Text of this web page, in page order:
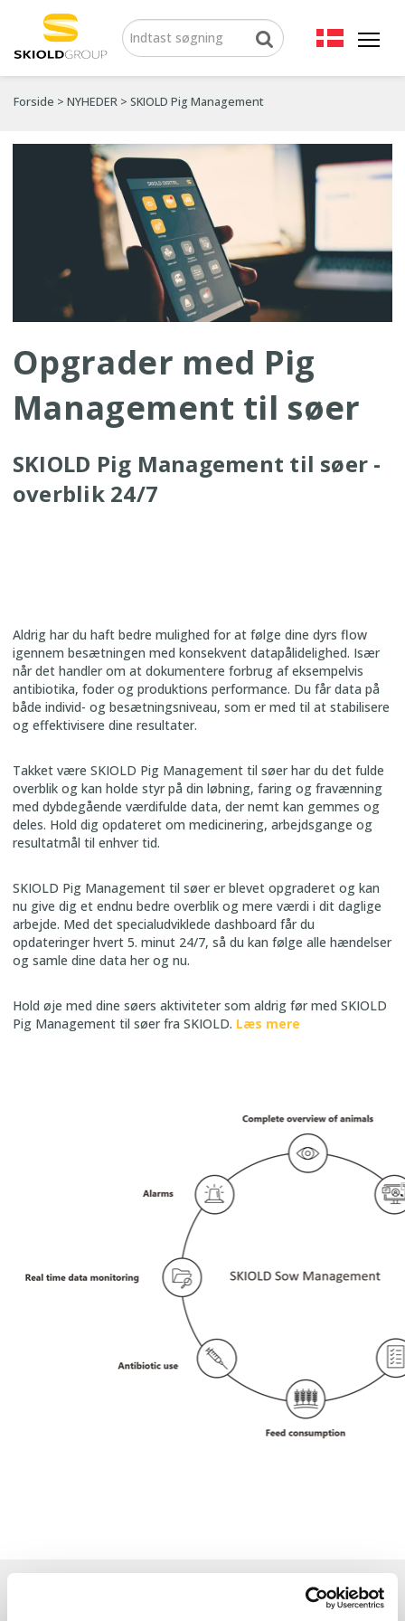
Forside > NYHEDER > SKIOLD Pig Management
Opgrader med Pig
Management til søer
SKIOLD Pig Management til søer -
overblik 24/7
Aldrig har du haft bedre mulighed for at følge dine dyrs flow
igennem besætningen med konsekvent datapålidelighed. Især
når det handler om at dokumentere forbrug af eksempelvis
antibiotika, foder og produktions performance. Du får data på
både individ- og besætningsniveau, som er med til at stabilisere
og effektivisere dine resultater.
Takket være SKIOLD Pig Management til søer har du det fulde
overblik og kan holde styr på din løbning, faring og fravænning
med dybdegående værdifulde data, der nemt kan gemmes og
deles. Hold dig opdateret om medicinering, arbejdsgange og
resultatmål til enhver tid.
SKIOLD Pig Management til søer er blevet opgraderet og kan
nu give dig et endnu bedre overblik og mere værdi i dit daglige
arbejde. Med det specialudviklede dashboard får du
opdateringer hvert 5. minut 24/7, så du kan følge alle hændelser
og samle dine data her og nu.
Hold øje med dine søers aktiviteter som aldrig før med SKIOLD
Pig Management til søer fra SKIOLD. Læs mere